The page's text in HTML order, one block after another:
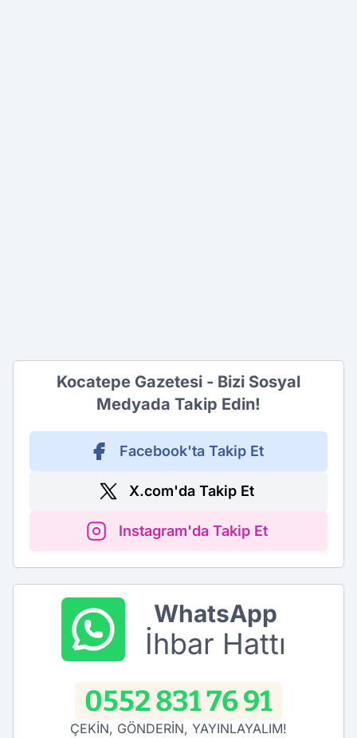
Kocatepe Gazetesi - Bizi Sosyal
Medyada Takip Edin!
Facebook'ta Takip Et
X.com'da Takip Et
Instagram'da Takip Et
WhatsApp
İhbar Hattı
0552 831 76 91
ÇEKİN, GÖNDERİN, YAYINLAYALIM!